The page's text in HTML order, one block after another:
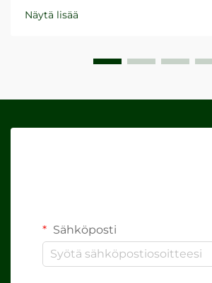
tuotteitaan kuljetuksen aikana
säilytetään kustannustehokkuus.
Näytä lisää
Sähköposti